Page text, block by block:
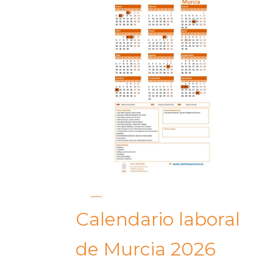
Calendario laboral
de Murcia 2026